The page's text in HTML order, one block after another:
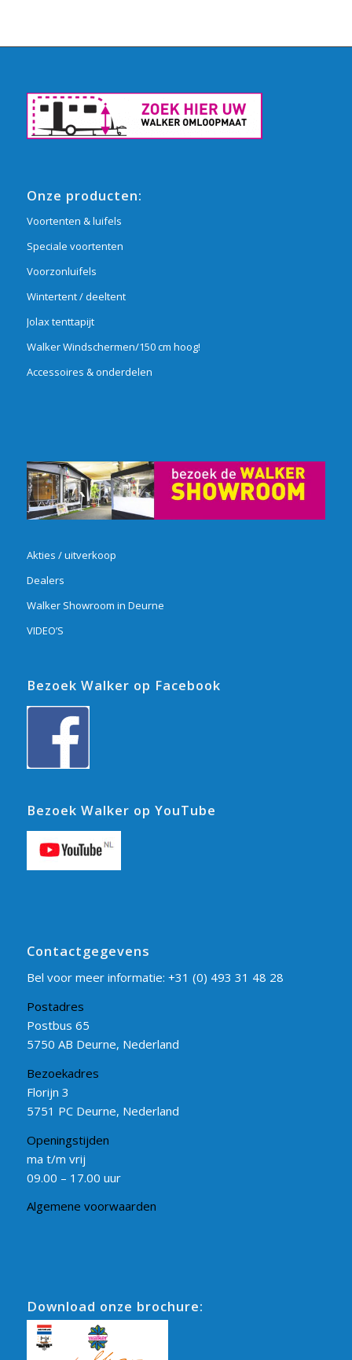
Onze producten:
Voortenten & luifels
Speciale voortenten
Voorzonluifels
Wintertent / deeltent
Jolax tenttapijt
Walker Windschermen/150 cm hoog!
Accessoires & onderdelen
Akties / uitverkoop
Dealers
Walker Showroom in Deurne
VIDEO’S
Bezoek Walker op Facebook
Bezoek Walker op YouTube
Contactgegevens
Bel voor meer informatie: +31 (0) 493 31 48 28
Postadres
Postbus 65
5750 AB Deurne, Nederland
Bezoekadres
Florijn 3
5751 PC Deurne, Nederland
Openingstijden
ma t/m vrij
09.00 – 17.00 uur
Algemene voorwaarden
Download onze brochure: